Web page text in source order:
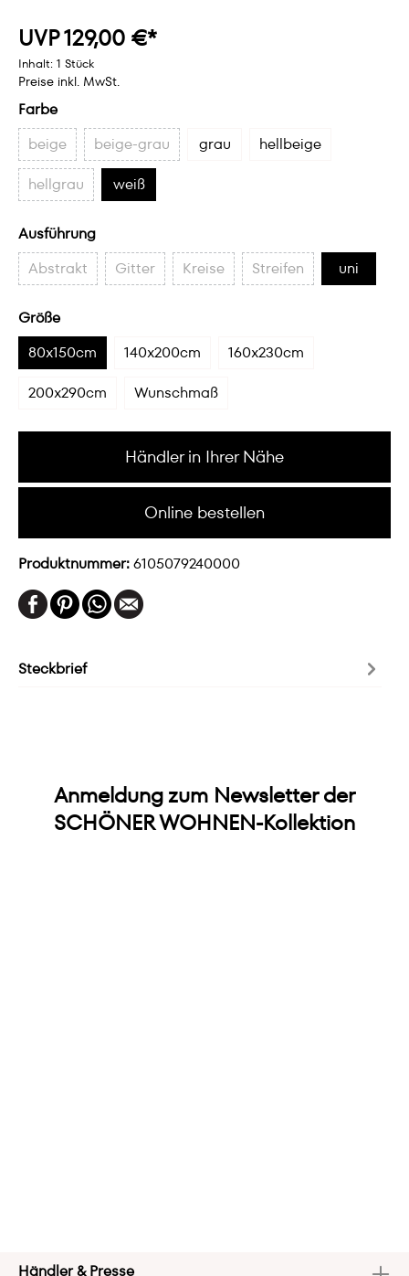
UVP 129,00 €*
Inhalt: 1 Stück
Preise inkl. MwSt.
Farbe
beige
beige-grau grau
hellbeige
hellgrau
weiß
Ausführung
Abstrakt
Gitter Kreise Streifen uni
Größe
80x150cm
140x200cm
160x230cm
200x290cm
Wunschmaß
Händler in Ihrer Nähe
Online bestellen
Produktnummer:6105079240000
Steckbrief
Anmeldung zum Newsletter der
SCHÖNER WOHNEN-Kollektion
Händler & Presse